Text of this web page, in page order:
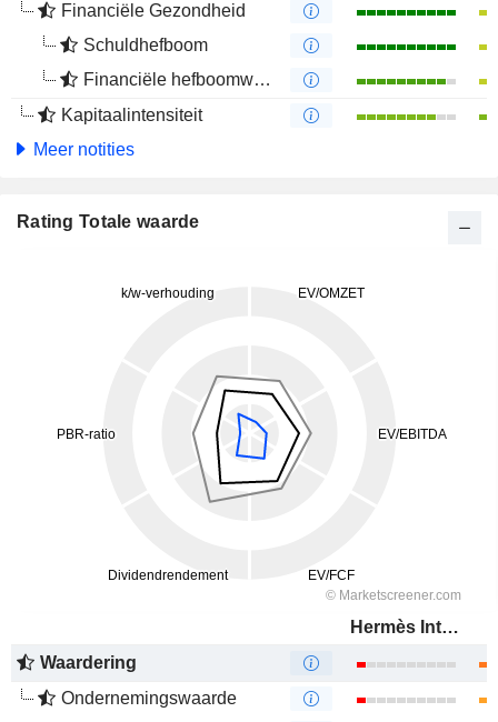
Financiële Gezondheid
Schuldhefboom
Financiële hefboomwerking
Kapitaalintensiteit
Meer notities
Rating Totale waarde
Hermès International
Waardering
Ondernemingswaarde